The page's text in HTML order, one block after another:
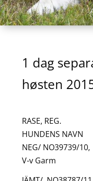
1 dag
høsten
RASE, REG.
HUNDENS NAVN
NEG/ NO39739/10,
V-v Garm